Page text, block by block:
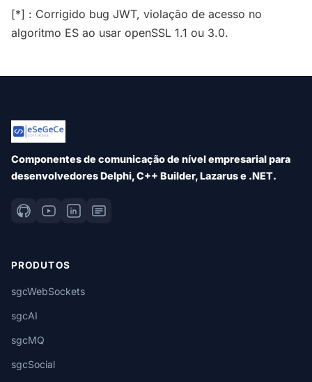
[*] : Corrigido bug JWT, violação de acesso no
algoritmo ES ao usar openSSL 1.1 ou 3.0.
Componentes de comunicação de nível empresarial para
desenvolvedores Delphi, C++ Builder, Lazarus e .NET.
PRODUTOS
sgcWebSockets
sgcAI
sgcMQ
sgcSocial